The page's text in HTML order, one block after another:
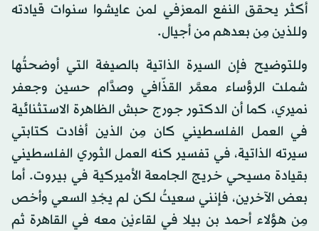
أكثر يحقق النفع المعرْفي لمن عايشوا سنوات قيادته
وللذين مِن بعدهم من أجيال.
وللتوضيح فإن السيرة الذاتية بالصيغة التي أوضحتُها
شملت الرؤساء معمَّر القذّافي وصدَّام حسين وجعفر
نميري، كما أن الدكتور جورج حبش الظاهرة الاستثنائية
في العمل الفلسطيني كان مِن الذين أفادت كتابتي
سيرته الذاتية، في تفسير كنه العمل الثوري الفلسطيني
بقيادة مسيحي خريج الجامعة الأميركية في بيروت. أما
بعض الآخرين، فإنني سعيتُ لكن لم يجْدِ السعي وأخص
مِن هؤلاء أحمد بن بيلا في لقاءيْن معه في القاهرة ثم